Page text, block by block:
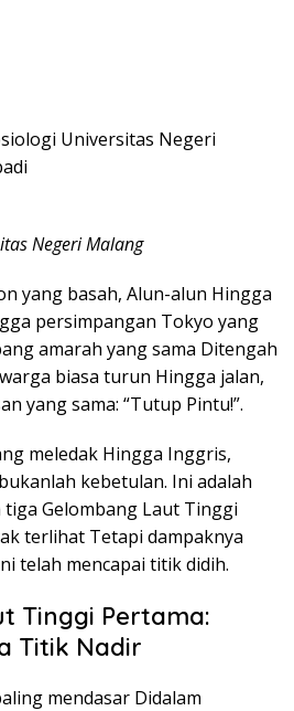
Universitas Negeri
Negeri Malang
yang basah, Alun-alun Hingga
persimpangan Tokyo yang
amarah yang sama Ditengah
biasa turun Hingga jalan,
yang sama: “Tutup Pintu!”.
meledak Hingga Inggris,
kebetulan. Ini adalah
Gelombang Laut Tinggi
terlihat Tetapi dampaknya
telah mencapai titik didih.
Tinggi Pertama:
Titik Nadir
mendasar Didalam